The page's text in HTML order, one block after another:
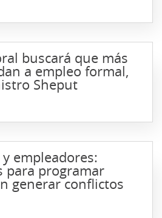
buscará que más
a empleo formal,
Sheput
empleadores:
para programar
generar conflictos